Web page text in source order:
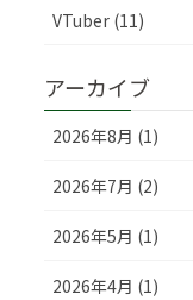
VTuber (11)
アーカイブ
2026年8月 (1)
2026年7月 (2)
2026年5月 (1)
2026年4月 (1)